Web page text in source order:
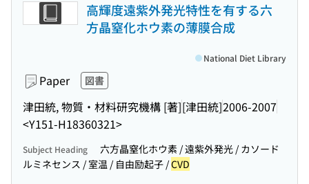
高輝度遠紫外発光特性を有する六
方晶窒化ホウ素の薄膜合成
Paper 図書
津田統, 物質・材料研究機構 [著][津田統]2006-2007
<Y151-H18360321>
National Diet Library
Subject Heading
六方晶窒化ホウ素 / 遠紫外発光 / カソード
ルミネセンス / 室温 / 自由励起子 /CVD